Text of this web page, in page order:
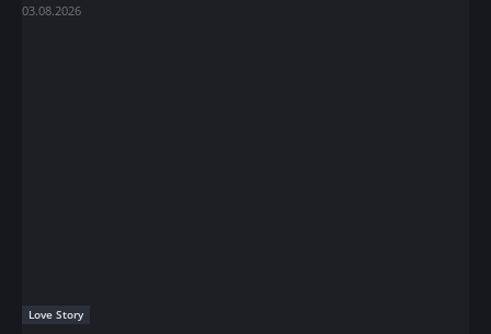
03.08.2026
Love Story